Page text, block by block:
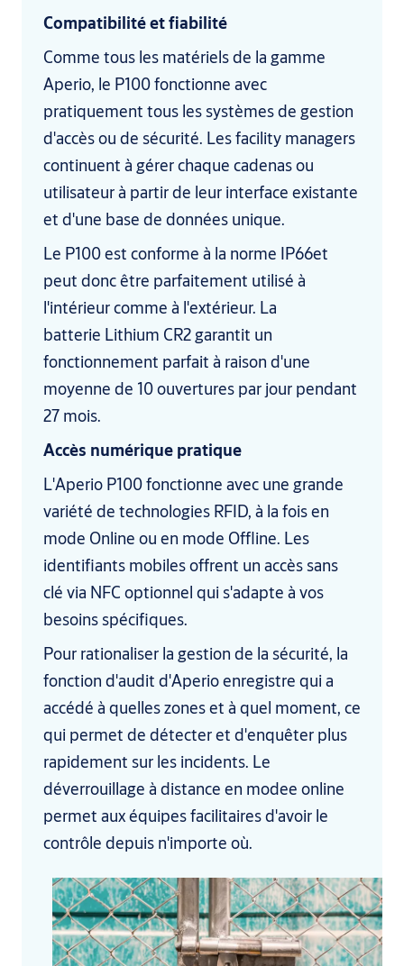
Compatibilité et fiabilité
Comme tous les matériels de la gamme
Aperio, le P100 fonctionne avec
pratiquement tous les systèmes de gestion
d'accès ou de sécurité. Les facility managers
continuent à gérer chaque cadenas ou
utilisateur à partir de leur interface existante
et d'une base de données unique.
Le P100 est conforme à la norme IP66et
peut donc être parfaitement utilisé à
l'intérieur comme à l'extérieur. La
batterie Lithium CR2 garantit un
fonctionnement parfait à raison d'une
moyenne de 10 ouvertures par jour pendant
27 mois.
Accès numérique pratique
L'Aperio P100 fonctionne avec une grande
variété de technologies RFID, à la fois en
mode Online ou en mode Offline. Les
identifiants mobiles offrent un accès sans
clé via NFC optionnel qui s'adapte à vos
besoins spécifiques.
Pour rationaliser la gestion de la sécurité, la
fonction d'audit d'Aperio enregistre qui a
accédé à quelles zones et à quel moment, ce
qui permet de détecter et d'enquêter plus
rapidement sur les incidents. Le
déverrouillage à distance en modee online
permet aux équipes facilitaires d'avoir le
contrôle depuis n'importe où.